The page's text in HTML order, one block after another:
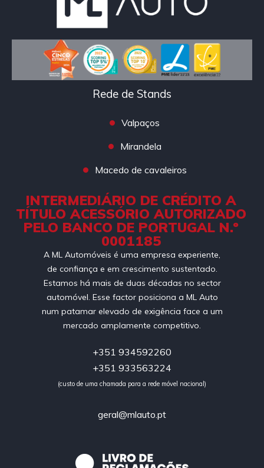
Rede de Stands
Valpaços
Mirandela
Macedo de cavaleiros
INTERMEDIÁRIO DE CRÉDITO A
TÍTULO ACESSÓRIO AUTORIZADO
PELO BANCO DE PORTUGAL N.º
0001185
A ML Automóveis é uma empresa experiente,
de confiança e em crescimento sustentado.
Estamos há mais de duas décadas no sector
automóvel. Esse factor posiciona a ML Auto
num patamar elevado de exigência face a um
mercado amplamente competitivo.
+351 934592260
+351 933563224
(custo de uma chamada para a rede móvel nacional)
geral@mlauto.pt